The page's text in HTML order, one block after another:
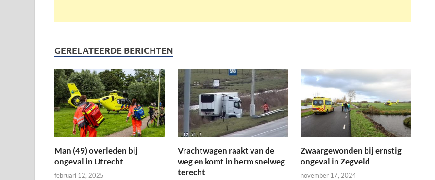
GERELATEERDE BERICHTEN
Man (49) overleden bij
ongeval in Utrecht
februari 12, 2025
Vrachtwagen raakt van de
weg en komt in berm snelweg
terecht
Zwaargewonden bij ernstig
ongeval in Zegveld
november 17, 2024